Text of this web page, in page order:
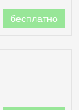
бесплатно